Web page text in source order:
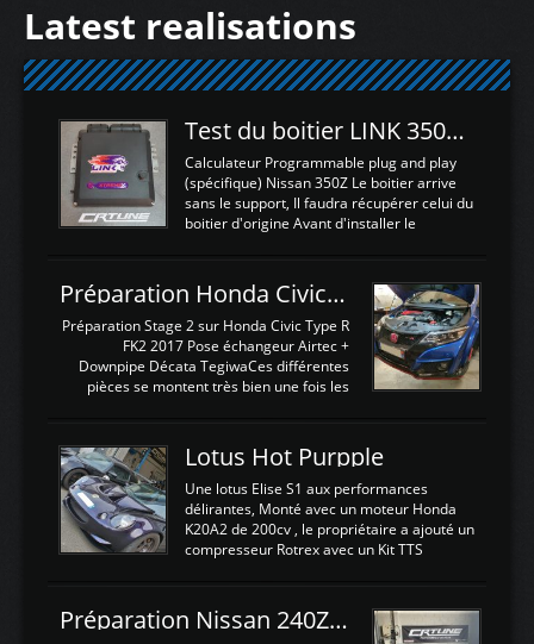
Latest realisations
Test du boitier LINK 350Z Plugin ECU
Calculateur Programmable plug and play
(spécifique) Nissan 350Z Le boitier arrive
sans le support, Il faudra récupérer celui du
boitier d'origine Avant d'installer le
d'envoyer l'information de la large bande
dans le boitier. sydney sweeney deepfake
La sortie 0-5V de l'afr sera connectée sur
l'entrée AN Volt 8 et GndAN pour
Analogique, et Volt car l'information est une
tension (Pas une résistance variable d'un
est temps de brancher le ...
Préparation Honda Civic Type R FK2
Préparation Stage 2 sur Honda Civic Type R
FK2 2017 Pose échangeur Airtec +
Downpipe Décata TegiwaCes différentes
pièces se montent très bien une fois les
légere découpe du plastique inferieur,
negénant en rien la structure ou le
fonctionnement du fond plat. Une
reprogrammation Stage 2 est faite sur le
calculateur d'origine. Une alternative
économique au passage sur Hondata
d'origine 310cv et 400Nn , Une fois
reprogrammé et les ...
Lotus Hot Purpple
Une lotus Elise S1 aux performances
délirantes, Monté avec un moteur Honda
K20A2 de 200cv , le propriétaire a ajouté un
compresseur Rotrex avec un Kit TTS
d'augmenter la puissance de son moteur:
un watercooler a été ajouté. 300Cv sans
Préparation Nissan 240Z SR20DET